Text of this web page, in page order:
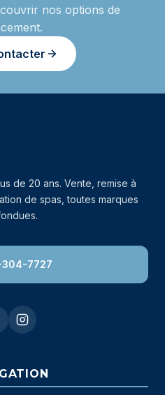
nos options de
de 20 ans. Vente, remise à
de spas, toutes marques
7727